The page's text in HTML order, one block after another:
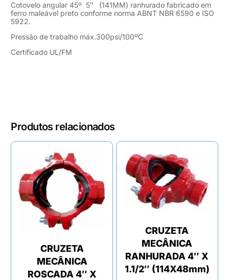
Cotovelo angular 45º 5″ (141MM) ranhurado fabricado em
ferro maleável preto conforme norma ABNT NBR 6590 e ISO
5922.
Pressão de trabalho máx.300psi/100ºC
Certificado UL/FM
Produtos relacionados
CRUZETA
MECÂNICA
ROSCADA 4″ X
CRUZETA
MECÂNICA
RANHURADA 4″ X
1.1/2″ (114X48mm)